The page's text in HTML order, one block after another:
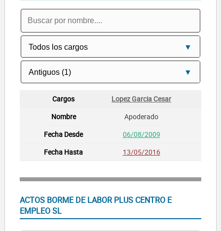
Lopez Garcia Cesar
Apoderado
06/08/2009
13/05/2016
ACTOS BORME DE LABOR PLUS CENTRO E
EMPLEO SL